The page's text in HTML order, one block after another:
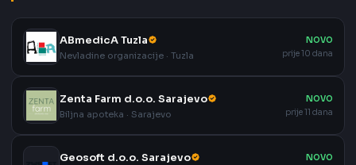
ABmedicA Tuzla
Nevladine organizacije · Tuzla
NOVO
prije 10 dana
Zenta Farm d.o.o. Sarajevo
Biljna apoteka · Sarajevo
NOVO
prije 11 dana
Geosoft d.o.o. Sarajevo
NOVO